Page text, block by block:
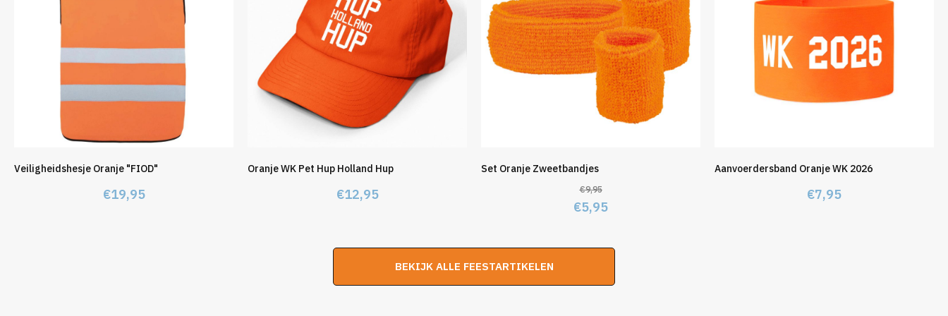
Veiligheidshesje Oranje "FIOD"
€19,95
Oranje WK Pet Hup Holland Hup
€12,95
Set Oranje Zweetbandjes
€9,95
Oorspronkelijke
was:
€5,95Huidige
is:
Aanvoerdersband Oranje WK 2026
€7,95
BEKIJK ALLE FEESTARTIKELEN